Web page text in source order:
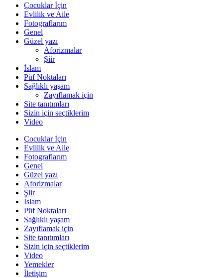
Çocuklar İçin
Evlilik ve Aile
Fotograflarım
Genel
Güzel yazı
Aforizmalar
Şiir
İslam
Püf Noktaları
Sağlıklı yaşam
Zayıflamak için
Site tanıtımları
Sizin için seçtiklerim
Video
Çocuklar İçin
Evlilik ve Aile
Fotograflarım
Genel
Güzel yazı
Aforizmalar
Şiir
İslam
Püf Noktaları
Sağlıklı yaşam
Zayıflamak için
Site tanıtımları
Sizin için seçtiklerim
Video
Yemekler
İletişim